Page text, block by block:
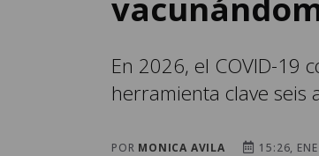
En 2026, el COVID-19
herramienta clave seis
POR MONICA AVILA 15:26,